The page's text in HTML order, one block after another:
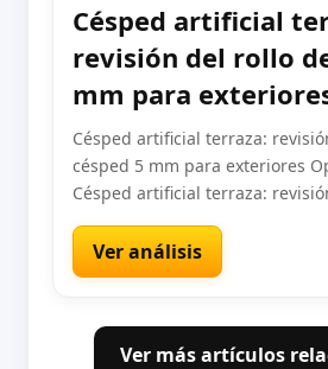
Césped artificial
revisión del rollo
mm para
Césped artificial terraza:
césped 5 mm para exteriores
Césped artificial terraza:
Ver análisis
Ver más artículos